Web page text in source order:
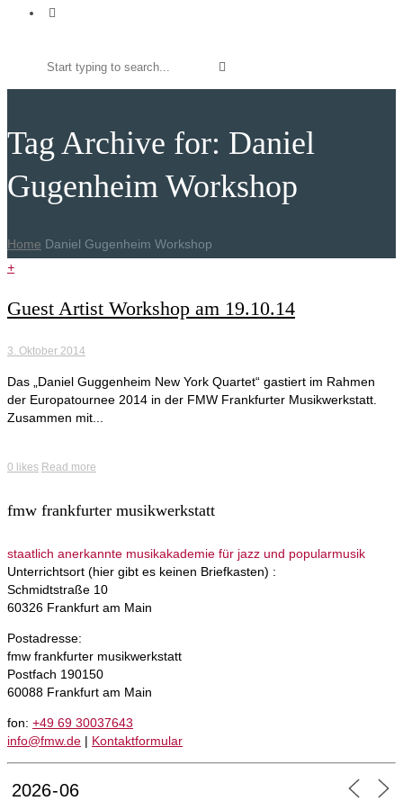
Tag Archive for: Daniel
Gugenheim Workshop
Home Daniel Gugenheim Workshop
+
Guest Artist Workshop am 19.10.14
3. Oktober 2014
Das „Daniel Guggenheim New York Quartet“ gastiert im Rahmen
der Europatournee 2014 in der FMW Frankfurter Musikwerkstatt.
Zusammen mit...
0 likes Read more
fmw frankfurter musikwerkstatt
staatlich anerkannte musikakademie für jazz und popularmusik
Unterrichtsort (hier gibt es keinen Briefkasten) :
Schmidtstraße 10
60326 Frankfurt am Main
Postadresse:
fmw frankfurter musikwerkstatt
Postfach 190150
60088 Frankfurt am Main
fon: +49 69 30037643
info@fmw.de | Kontaktformular